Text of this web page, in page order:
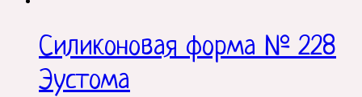
Силиконовая форма № 228
Эустома